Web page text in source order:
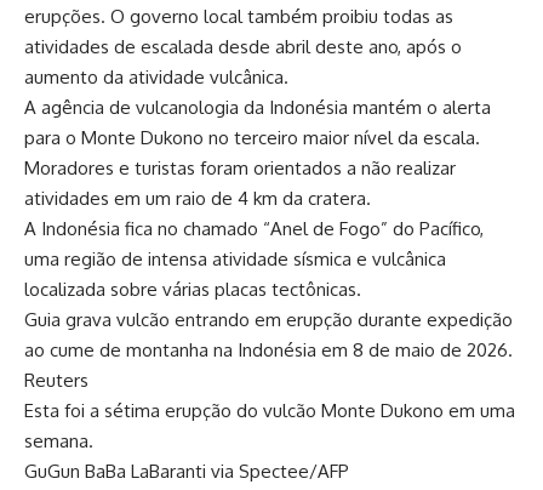
erupções. O governo local também proibiu todas as
atividades de escalada desde abril deste ano, após o
aumento da atividade vulcânica.
A agência de vulcanologia da Indonésia mantém o alerta
para o Monte Dukono no terceiro maior nível da escala.
Moradores e turistas foram orientados a não realizar
atividades em um raio de 4 km da cratera.
A Indonésia fica no chamado “Anel de Fogo” do Pacífico,
uma região de intensa atividade sísmica e vulcânica
localizada sobre várias placas tectônicas.
Guia grava vulcão entrando em erupção durante expedição
ao cume de montanha na Indonésia em 8 de maio de 2026.
Reuters
Esta foi a sétima erupção do vulcão Monte Dukono em uma
semana.
GuGun BaBa LaBaranti via Spectee/AFP